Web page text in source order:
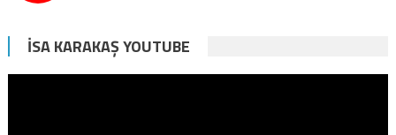
İSA KARAKAŞ YOUTUBE